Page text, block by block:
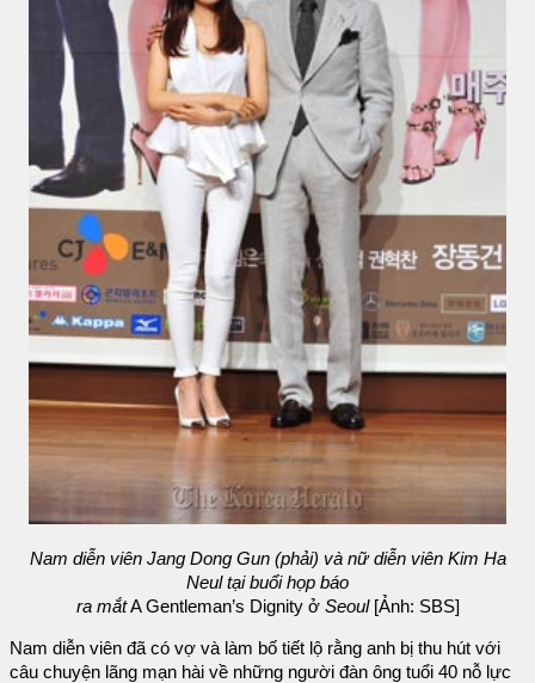
Nam diễn viên Jang Dong Gun (phải) và nữ diễn viên Kim Ha
Neul tại buổi họp báo
ra mắtA Gentleman’s Dignity ở Seoul [Ảnh: SBS]
Nam diễn viên đã có vợ và làm bố tiết lộ rằng anh bị thu hút với
câu chuyện lãng mạn hài về những người đàn ông tuổi 40 nỗ lực